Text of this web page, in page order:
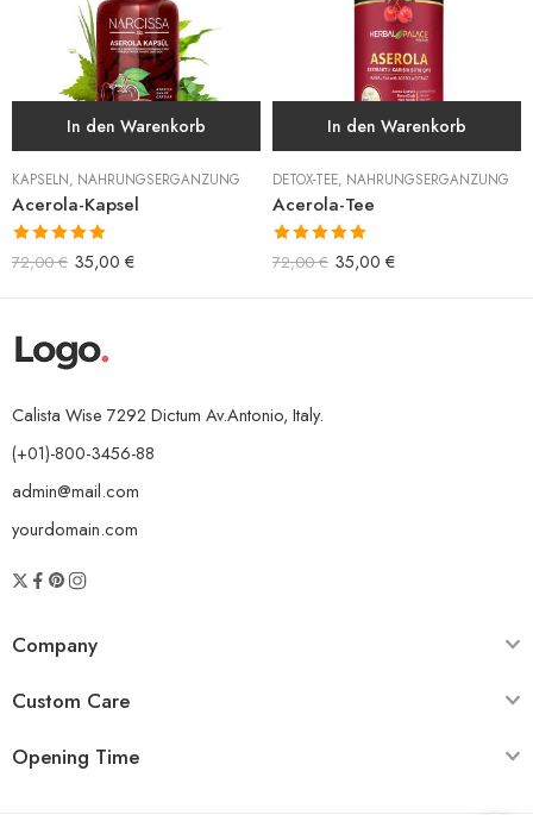
In den Warenkorb
KAPSELN, NAHRUNGSERGÄNZUNG
Acerola-Kapsel
Bewertet mit
5.00von 5
72,00€ 35,00 €
In den Warenkorb
DETOX-TEE, NAHRUNGSERGÄNZUNG
Acerola-Tee
Bewertet mit
5.00von 5
72,00€ 35,00 €
Calista Wise 7292 Dictum Av.Antonio, Italy.
(+01)-800-3456-88
admin@mail.com
yourdomain.com
Company
Custom Care
Opening Time